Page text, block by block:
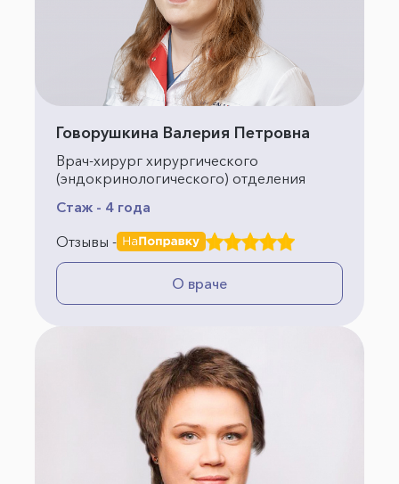
Говорушкина Валерия Петровна
Врач-хирург хирургического
(эндокринологического) отделения
Стаж - 4 года
Отзывы -
О враче